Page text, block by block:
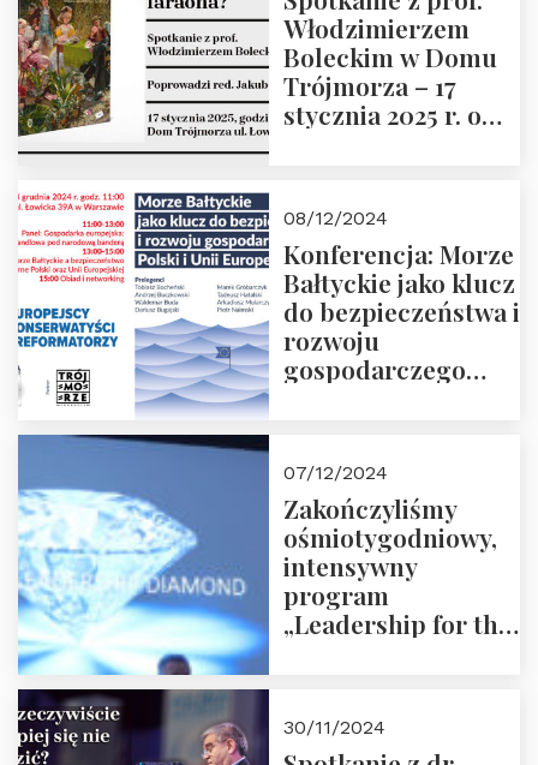
Włodzimierzem
Boleckim w Domu
Trójmorza – 17
stycznia 2025 r. o
08/12/2024
Konferencja: Morze
Bałtyckie jako klucz
do bezpieczeństwa i
rozwoju
gospodarczego
ZAPRASZAMY
07/12/2024
Zakończyliśmy
ośmiotygodniowy,
intensywny
program
„Leadership for the
30/11/2024